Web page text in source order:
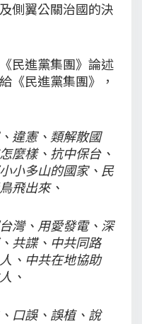
側翼公關治國的決
民進黨集團》論述
《民進黨集團》，
違憲、類解散國
麼樣、抗中保台、
小多山的國家、民
飛出來、
灣、用愛發電、深
共諜、中共同路
、中共在地協助
、
口誤、誤植、說